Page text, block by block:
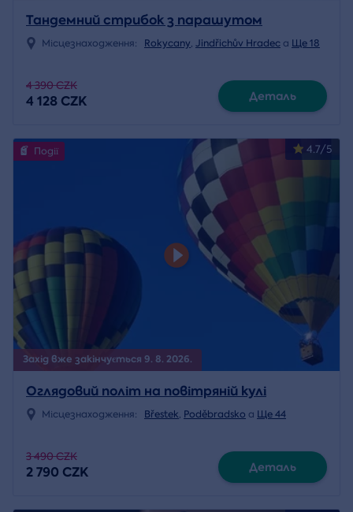
Тандемний стрибок з парашутом
Місцезнаходження: Rokycany, Jindřichův Hradec a Ще 18
4 390 CZK
4 128 CZK Деталь
Захід вже закінчується 9. 8. 2026.
4.7/5
Події
Оглядовий політ на повітряній кулі
Місцезнаходження: Břestek, Poděbradsko a Ще 44
3 490 CZK
2 790 CZK Деталь